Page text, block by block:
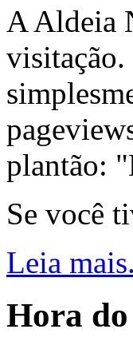
A Aldeia
visitação.
plantão:
Se você
Leia
Hora